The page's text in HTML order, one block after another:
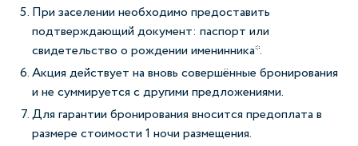
При заселении необходимо предоставить
подтверждающий документ: паспорт или
свидетельство о рождении именинника*.
Акция действует на вновь совершённые бронирования
и не суммируется с другими предложениями.
Для гарантии бронирования вносится предоплата в
размере стоимости 1 ночи размещения.